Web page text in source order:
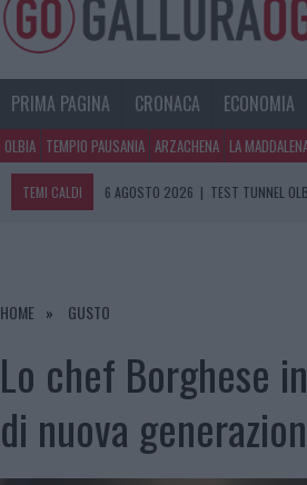
PRIMA PAGINA CRONACA ECONOMIA
OLBIA TEMPIO PAUSANIA ARZACHENA LA
TEMI CALDI 6 AGOSTO 2026 | TEST TUNNEL
6 AGOSTO 2026
HOME GUSTO
Lo chef Borghese
di nuova